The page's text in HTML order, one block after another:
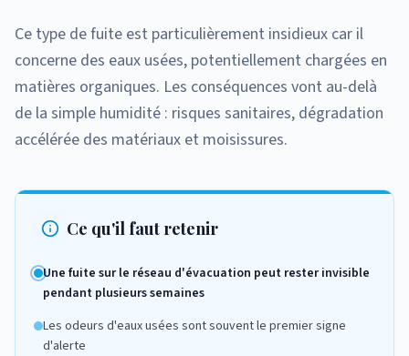
Ce type de fuite est particulièrement insidieux car il
concerne des eaux usées, potentiellement chargées en
matières organiques. Les conséquences vont au-delà
de la simple humidité : risques sanitaires, dégradation
accélérée des matériaux et moisissures.
Ce qu'il faut retenir
Une fuite sur le réseau d'évacuation peut rester invisible
pendant plusieurs semaines
Les odeurs d'eaux usées sont souvent le premier signe
d'alerte